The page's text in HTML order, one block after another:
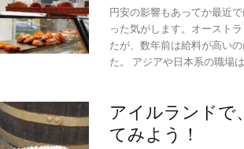
円安の影響もあってか最近
った気がします。オースト
たが、数年前は給料が高い
た。 アジアや日本系の職場
アイルランドで
てみよう！